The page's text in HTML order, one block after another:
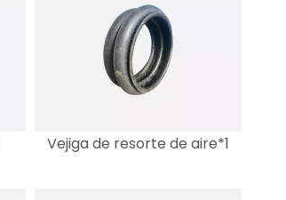
Vejiga de resorte de aire*1